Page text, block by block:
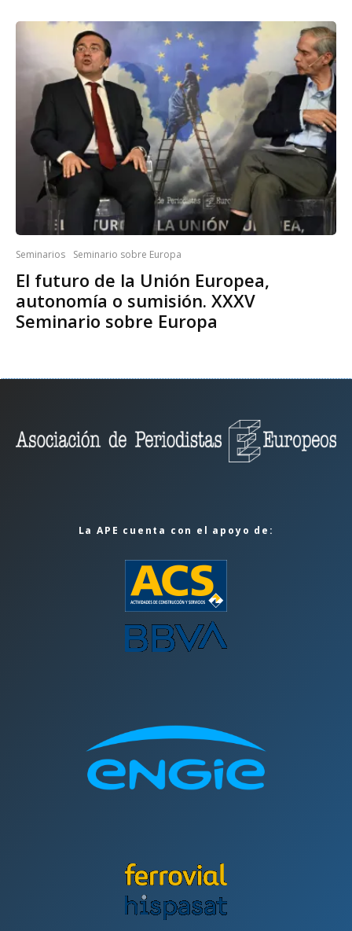
Seminarios Seminario sobre Europa
El futuro de la Unión Europea,
autonomía o sumisión. XXXV
Seminario sobre Europa
La APE cuenta con el apoyo de: